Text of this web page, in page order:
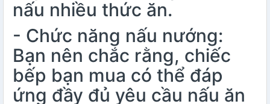
nấu nhiều thức ăn.
- Chức năng nấu nướng:
Bạn nên chắc rằng, chiếc
bếp bạn mua có thể đáp
ứng đầy đủ yêu cầu nấu ăn